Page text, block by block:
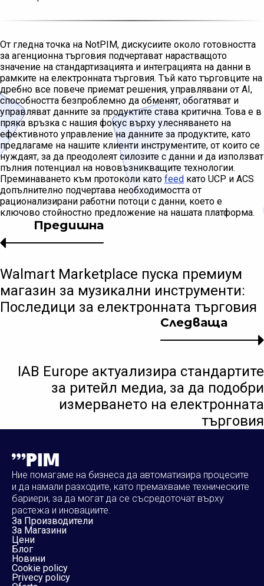
От гледна точка на NotPIM, дискусиите около готовността
за агенционна търговия подчертават нарастващото
значение на стандартизацията и интеграцията на данни в
рамките на електронната търговия. Тъй като търговците на
дребно все повече приемат решения, управлявани от AI,
способността безпроблемно да обменят, обогатяват и
управляват данните за продуктите става критична. Това е в
пряка връзка с нашия фокус върху улесняването на
ефективното управление на данните за продуктите, като
предлагаме на нашите клиенти инструментите, от които се
нуждаят, за да преодолеят силозите с данни и да използват
пълния потенциал на нововъзникващите технологии.
Преминаването към протоколи като feed като UCP и ACS
допълнително подчертава необходимостта от
рационализирани работни потоци с данни, което е
ключово стойностно предложение на нашата платформа.
Следваща
IAB Europe актуализира стандартите
за ритейл медиа, за да подобри
измерването на електронната
търговия
Предишна
Walmart Marketplace пуска премиум
магазин за музикални инструменти:
Последици за електронната търговия
Ние помагаме на бизнеса да автоматизира процесите
и да намали разходите, като премахваме техническите
бариери, за да могат да се съсредоточат върху
растежа и иновациите.
За Производители
За Магазини
Цени
Блог
Новини
Cookie policy
Privecy policy